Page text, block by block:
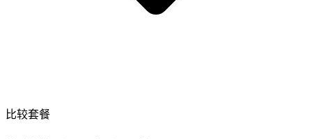
比较套餐